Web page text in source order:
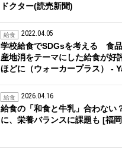
ドクター(読売新聞)
給食 2022.04.05
学校給食でSDGsを考える 食
産地消をテーマにした給食が好
ほどに（ウォーカープラス） -
給食 2026.04.16
給食の「和食と牛乳」合わない
に、栄養バランスに課題も [福